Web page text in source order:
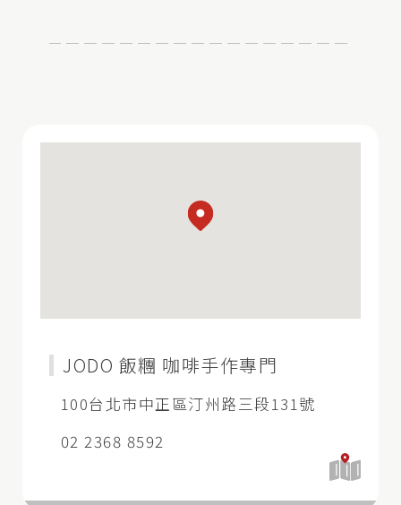
JODO 飯糰 咖啡手作專門
100台北市中正區汀州路三段131號
02 2368 8592
開